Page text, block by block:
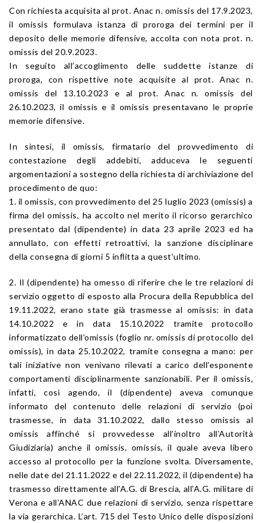
Con richiesta acquisita al prot. Anac n. omissis del 17.9.2023,
il omissis formulava istanza di proroga dei termini per il
deposito delle memorie difensive, accolta con nota prot. n.
omissis del 20.9.2023.
In seguito all’accoglimento delle suddette istanze di
proroga, con rispettive note acquisite al prot. Anac n.
omissis del 13.10.2023 e al prot. Anac n. omissis del
26.10.2023, il omissis e il omissis presentavano le proprie
memorie difensive.
In sintesi, il omissis, firmatario del provvedimento di
contestazione degli addebiti, adduceva le seguenti
argomentazioni a sostegno della richiesta di archiviazione del
procedimento de quo:
1. il omissis, con provvedimento del 25 luglio 2023 (omissis) a
firma del omissis, ha accolto nel merito il ricorso gerarchico
presentato dal (dipendente) in data 23 aprile 2023 ed ha
annullato, con effetti retroattivi, la sanzione disciplinare
della consegna di giorni 5 inflitta a quest’ultimo.
2. Il (dipendente) ha omesso di riferire che le tre relazioni di
servizio oggetto di esposto alla Procura della Repubblica del
19.11.2022, erano state già trasmesse al omissis: in data
14.10.2022 e in data 15.10.2022 tramite protocollo
informatizzato dell’omissis (foglio nr. omissis di protocollo del
omissis), in data 25.10.2022, tramite consegna a mano: per
tali iniziative non venivano rilevati a carico dell’esponente
comportamenti disciplinarmente sanzionabili. Per il omissis,
infatti, così agendo, il (dipendente) aveva comunque
informato del contenuto delle relazioni di servizio (poi
trasmesse, in data 31.10.2022, dallo stesso omissis al
omissis affinché si provvedesse all’inoltro all’Autorità
Giudiziaria) anche il omissis, omissis, il quale aveva libero
accesso al protocollo per la funzione svolta. Diversamente,
nelle date del 21.11.2022 e del 22.11.2022, il (dipendente) ha
trasmesso direttamente all’A.G. di Brescia, all’A.G. militare di
Verona e all’ANAC due relazioni di servizio, senza rispettare
la via gerarchica. L’art. 715 del Testo Unico delle disposizioni